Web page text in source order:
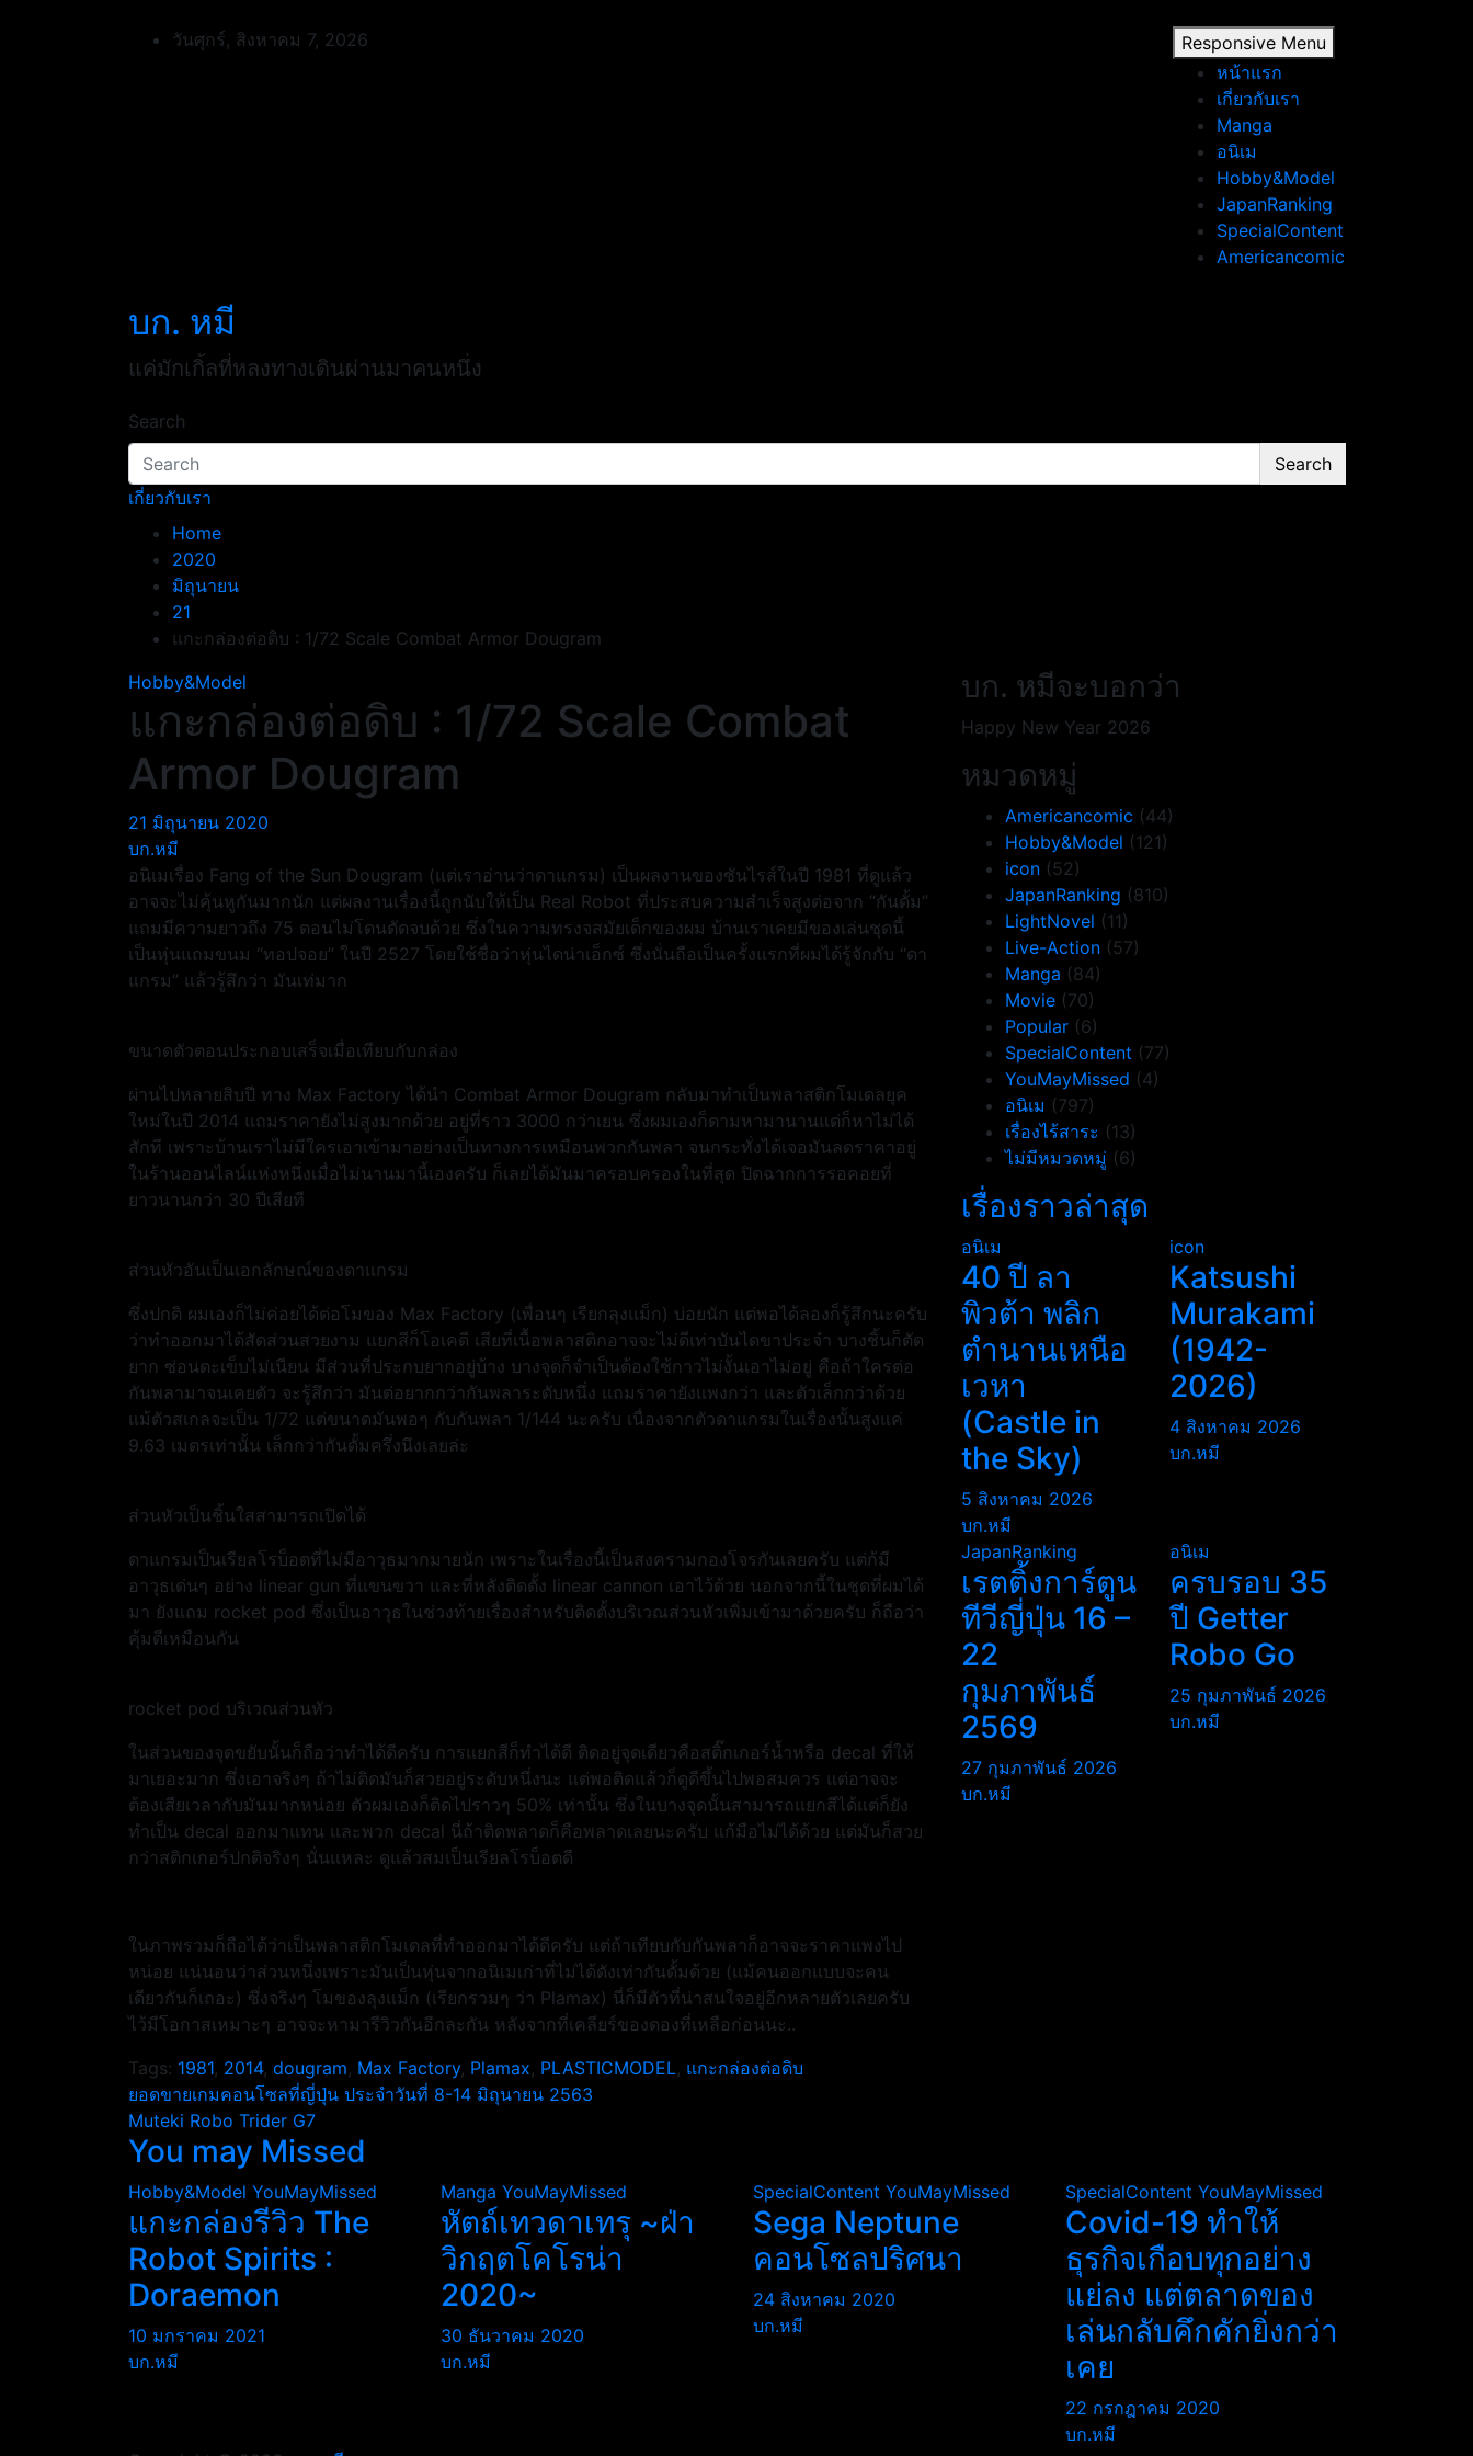
วันศุกร์, สิงหาคม 7, 2026
Responsive Menu
หน้าแรก
เกี่ยวกับเรา
Manga
อนิเม
Hobby&Model
JapanRanking
SpecialContent
Americancomic
บก. หมี
แค่มักเกิ้ลที่หลงทางเดินผ่านมาคนหนึ่ง
Search
Search
เกี่ยวกับเรา
Home
2020
มิถุนายน
21
แกะกล่องต่อดิบ : 1/72 Scale Combat Armor Dougram
Hobby&Model
แกะกล่องต่อดิบ : 1/72 Scale Combat
Armor Dougram
21 มิถุนายน 2020
บก.หมี
อนิเมเรื่อง Fang of the Sun Dougram (แต่เราอ่านว่าดาแกรม) เป็นผลงานของซันไรส์ในปี 1981 ที่ดูแล้ว
อาจจะไม่คุ้นหูกันมากนัก แต่ผลงานเรื่องนี้ถูกนับให้เป็น Real Robot ที่ประสบความสำเร็จสูงต่อจาก “กันดั้ม”
แถมมีความยาวถึง 75 ตอนไม่โดนตัดจบด้วย ซึ่งในความทรงจสมัยเด็กของผม บ้านเราเคยมีของเล่นชุดนี้
เป็นหุ่นแถมขนม “ทอปจอย” ในปี 2527 โดยใช้ชื่อว่าหุ่นไดน่าเอ็กซ์ ซึ่งนั่นถือเป็นครั้งแรกที่ผมได้รู้จักกับ “ดา
แกรม” แล้วรู้สึกว่า มันเท่มาก
ขนาดตัวตอนประกอบเสร็จเมื่อเทียบกับกล่อง
ผ่านไปหลายสิบปี ทาง Max Factory ได้นำ Combat Armor Dougram กลับมาทำเป็นพลาสติกโมเดลยุค
ใหม่ในปี 2014 แถมราคายังไม่สูงมากด้วย อยู่ที่ราว 3000 กว่าเยน ซึ่งผมเองก็ตามหามานานแต่ก็หาไม่ได้
สักที เพราะบ้านเราไม่มีใครเอาเข้ามาอย่างเป็นทางการเหมือนพวกกันพลา จนกระทั่งได้เจอมันลดราคาอยู่
ในร้านออนไลน์แห่งหนึ่งเมื่อไม่นานมานี้เองครับ ก็เลยได้มันมาครอบครองในที่สุด ปิดฉากการรอคอยที่
ยาวนานกว่า 30 ปีเสียที
ส่วนหัวอันเป็นเอกลักษณ์ของดาแกรม
ซึ่งปกติ ผมเองก็ไม่ค่อยได้ต่อโมของ Max Factory (เพื่อนๆ เรียกลุงแม็ก) บ่อยนัก แต่พอได้ลองก็รู้สึกนะครับ
ว่าทำออกมาได้สัดส่วนสวยงาม แยกสีก็โอเคดี เสียที่เนื้อพลาสติกอาจจะไม่ดีเท่าบันไดขาประจำ บางชิ้นก็ตัด
ยาก ซ่อนตะเข็บไม่เนียน มีส่วนที่ประกบยากอยู่บ้าง บางจุดก็จำเป็นต้องใช้กาวไม่งั้นเอาไม่อยู่ คือถ้าใครต่อ
กันพลามาจนเคยตัว จะรู้สึกว่า มันต่อยากกว่ากันพลาระดับหนึ่ง แถมราคายังแพงกว่า และตัวเล็กกว่าด้วย
แม้ตัวสเกลจะเป็น 1/72 แต่ขนาดมันพอๆ กับกันพลา 1/144 นะครับ เนื่องจากตัวดาแกรมในเรื่องนั้นสูงแค่
9.63 เมตรเท่านั้น เล็กกว่ากันดั้มครึ่งนึงเลยล่ะ
ส่วนหัวเป็นชิ้นใสสามารถเปิดได้
ดาแกรมเป็นเรียลโรบ็อตที่ไม่มีอาวุธมากมายนัก เพราะในเรื่องนี้เป็นสงครามกองโจรกันเลยครับ แต่ก้มี
อาวุธเด่นๆ อย่าง linear gun ที่แขนขวา และที่หลังติดตั้ง linear cannon เอาไว้ด้วย นอกจากนี้ในชุดที่ผมได้
มา ยังแถม rocket pod ซึ่งเป็นอาวุธในช่วงท้ายเรื่องสำหรับติดตั้งบริเวณส่วนหัวเพิ่มเข้ามาด้วยครับ ก็ถือว่า
คุ้มดีเหมือนกัน
rocket pod บริเวณส่วนหัว
ในส่วนของจุดขยับนั้นก็ถือว่าทำได้ดีครับ การแยกสีก็ทำได้ดี ติดอยู่จุดเดียวคือสติ๊กเกอร์น้ำหรือ decal ที่ให้
มาเยอะมาก ซึ่งเอาจริงๆ ถ้าไม่ติดมันก็สวยอยู่ระดับหนึ่งนะ แต่พอติดแล้วก็ดูดีขึ้นไปพอสมควร แต่อาจจะ
ต้องเสียเวลากับมันมากหน่อย ตัวผมเองก็ติดไปราวๆ 50% เท่านั้น ซึ่งในบางจุดนั้นสามารถแยกสีได้แต่ก็ยัง
ทำเป็น decal ออกมาแทน และพวก decal นี่ถ้าติดพลาดก็คือพลาดเลยนะครับ แก้มือไม่ได้ด้วย แต่มันก็สวย
กว่าสติกเกอร์ปกติจริงๆ นั่นแหละ ดูแล้วสมเป็นเรียลโรบ็อตดี
ในภาพรวมก็ถือได้ว่าเป็นพลาสติกโมเดลที่ทำออกมาได้ดีครับ แต่ถ้าเทียบกับกันพลาก็อาจจะราคาแพงไป
หน่อย แน่นอนว่าส่วนหนึ่งเพราะมันเป็นหุ่นจากอนิเมเก่าที่ไม่ได้ดังเท่ากันดั้มด้วย (แม้คนออกแบบจะคน
เดียวกันก็เถอะ) ซึ่งจริงๆ โมของลุงแม็ก (เรียกรวมๆ ว่า Plamax) นี่ก็มีตัวที่น่าสนใจอยู่อีกหลายตัวเลยครับ
ไว้มีโอกาสเหมาะๆ อาจจะหามารีวิวกันอีกละกัน หลังจากที่เคลียร์ของดองที่เหลือก่อนนะ..
Tags: 1981, 2014, dougram, Max Factory, Plamax, PLASTICMODEL, แกะกล่องต่อดิบ
แนะแนว
เรื่อง
ยอดขายเกมคอนโซลที่ญี่ปุ่น ประจำวันที่ 8-14 มิถุนายน 2563
Muteki Robo Trider G7
บก. หมีจะบอกว่า
Happy New Year 2026
หมวดหมู่
Americancomic (44)
Hobby&Model (121)
icon (52)
JapanRanking (810)
LightNovel (11)
Live-Action (57)
Manga (84)
Movie (70)
Popular (6)
SpecialContent (77)
YouMayMissed (4)
อนิเม (797)
เรื่องไร้สาระ (13)
ไม่มีหมวดหมู่ (6)
เรื่องราวล่าสุด
อนิเม
40 ปี ลา
พิวต้า พลิก
ตำนานเหนือ
เวหา
(Castle in
the Sky)
5 สิงหาคม 2026
บก.หมี
icon
Katsushi
Murakami
(1942-
2026)
4 สิงหาคม 2026
บก.หมี
JapanRanking
เรตติ้งการ์ตูน
ทีวีญี่ปุ่น 16 –
22
กุมภาพันธ์
2569
27 กุมภาพันธ์ 2026
บก.หมี
อนิเม
ครบรอบ 35
ปี Getter
Robo Go
25 กุมภาพันธ์ 2026
บก.หมี
You may Missed
Hobby&Model YouMayMissed
แกะกล่องรีวิว The
Robot Spirits :
Doraemon
10 มกราคม 2021
บก.หมี
Manga YouMayMissed
หัตถ์เทวดาเทรุ ~ฝ่า
วิกฤตโคโรน่า
2020~
30 ธันวาคม 2020
บก.หมี
SpecialContent YouMayMissed
Sega Neptune
คอนโซลปริศนา
24 สิงหาคม 2020
บก.หมี
SpecialContent YouMayMissed
Covid-19 ทำให้
ธุรกิจเกือบทุกอย่าง
แย่ลง แต่ตลาดของ
เล่นกลับคึกคักยิ่งกว่า
เคย
22 กรกฎาคม 2020
บก.หมี